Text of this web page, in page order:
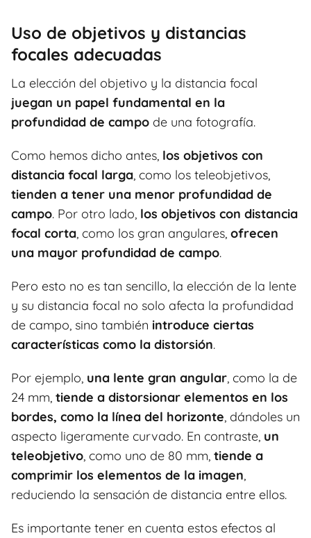
Uso de objetivos y distancias
focales adecuadas
La elección del objetivo y la distancia focal
juegan un papel fundamental en la
profundidad de campo de una fotografía.
Como hemos dicho antes, los objetivos con
distancia focal larga, como los teleobjetivos,
tienden a tener una menor profundidad de
campo. Por otro lado, los objetivos con distancia
focal corta, como los gran angulares, ofrecen
una mayor profundidad de campo.
Pero esto no es tan sencillo, la elección de la lente
y su distancia focal no solo afecta la profundidad
de campo, sino también introduce ciertas
características como la distorsión.
Por ejemplo, una lente gran angular, como la de
24 mm, tiende a distorsionar elementos en los
bordes, como la línea del horizonte, dándoles un
aspecto ligeramente curvado. En contraste, un
teleobjetivo, como uno de 80 mm, tiende a
comprimir los elementos de la imagen,
reduciendo la sensación de distancia entre ellos.
Es importante tener en cuenta estos efectos al